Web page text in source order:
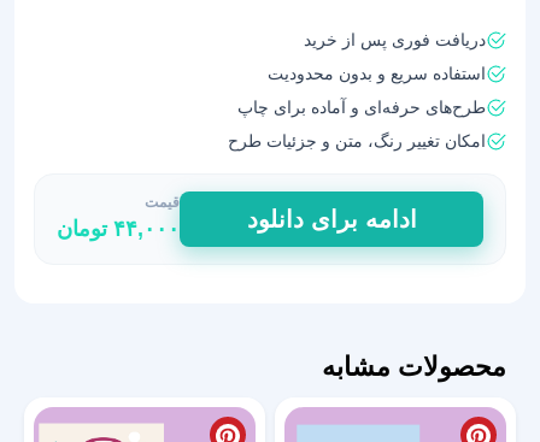
دریافت فوری پس از خرید
استفاده سریع و بدون محدودیت
طرح‌های حرفه‌ای و آماده برای چاپ
امکان تغییر رنگ، متن و جزئیات طرح
طرح
دخترانه
ساعت
ادامه برای دانلود
قیمت
۴۴,۰۰۰ تومان
محصولات مشابه